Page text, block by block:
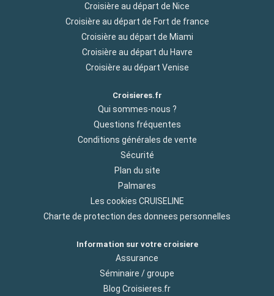
Croisière au départ de Nice
Croisière au départ de Fort de france
Croisière au départ de Miami
Croisière au départ du Havre
Croisière au départ Venise
Croisieres.fr
Qui sommes-nous ?
Questions fréquentes
Conditions générales de vente
Sécurité
Plan du site
Palmares
Les cookies CRUISELINE
Charte de protection des donnees personnelles
Information sur votre croisiere
Assurance
Séminaire / groupe
Blog Croisieres.fr